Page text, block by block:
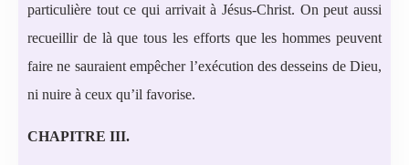
particulière tout ce qui arrivait à Jésus-Christ. On peut aussi
recueillir de là que tous les efforts que les hommes peuvent
faire ne sauraient empêcher l’exécution des desseins de Dieu,
ni nuire à ceux qu’il favorise.
CHAPITRE III.